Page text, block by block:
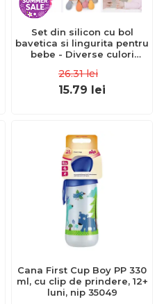
Set din silicon cu bol
bavetica si lingurita pentru
bebe - Diverse culori
26.31 lei
15.79 lei
Cana First Cup Boy PP 330
ml, cu clip de prindere, 12+
luni, nip 35049